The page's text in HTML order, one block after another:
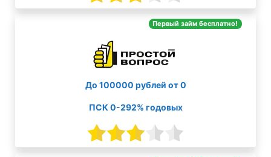
Первый займ бесплатно!
До 100000 рублей от 0
ПСК 0-292% годовых